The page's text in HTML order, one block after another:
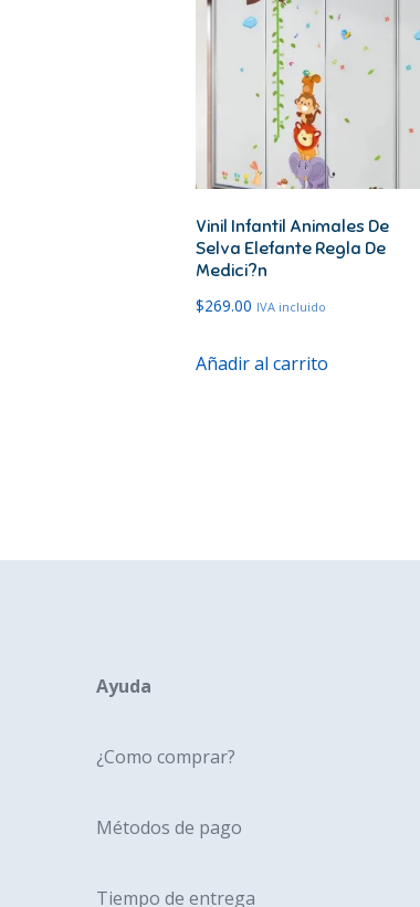
Vinil Infantil Animales De
Selva Elefante Regla De
Medici?n
$269.00 IVA incluido
Añadir al carrito
Ayuda
¿Como comprar?
Métodos de pago
Tiempo de entrega